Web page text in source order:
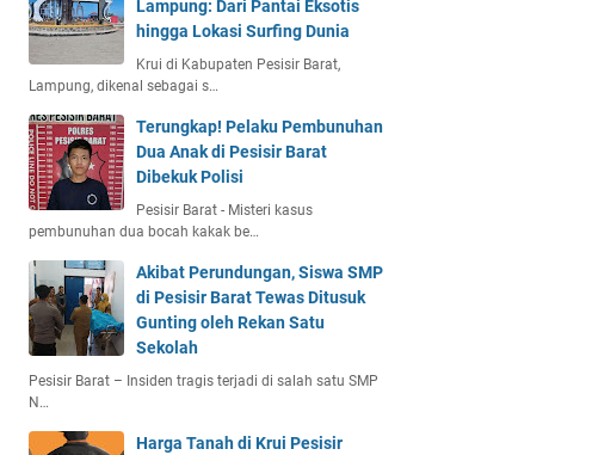
Lampung: Dari Pantai Eksotis
hingga Lokasi Surfing Dunia
Krui di Kabupaten Pesisir Barat,
Lampung, dikenal sebagai s…
Terungkap! Pelaku Pembunuhan
Dua Anak di Pesisir Barat
Dibekuk Polisi
Pesisir Barat - Misteri kasus
pembunuhan dua bocah kakak be…
Akibat Perundungan, Siswa SMP
di Pesisir Barat Tewas Ditusuk
Gunting oleh Rekan Satu
Sekolah
Pesisir Barat – Insiden tragis terjadi di salah satu SMP
N…
Harga Tanah di Krui Pesisir